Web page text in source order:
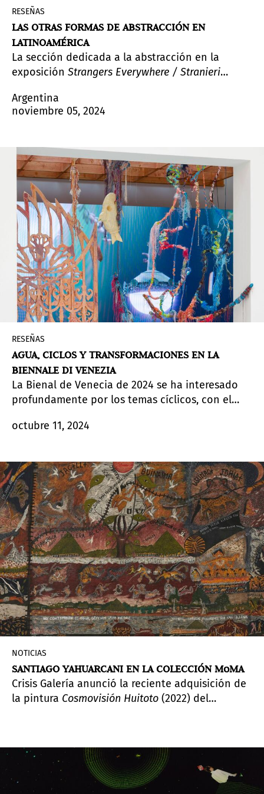
RESEÑAS
LAS OTRAS FORMAS DE ABSTRACCIÓN EN
LATINOAMÉRICA
La sección dedicada a la abstracción en la
exposición Strangers Everywhere / Stranieri
cómo los artistas del Sur Global –en particular,
los de América Latina– rastrearon formas menos
colores vibrantes a partir de referencias propias.
Argentina
noviembre 05, 2024
RESEÑAS
AGUA, CICLOS Y TRANSFORMACIONES EN LA
BIENNALE DI VENEZIA
La Bienal de Venecia de 2024 se ha interesado
profundamente por los temas cíclicos, con el
exposiciones. En resonancia con el título de
vemos el agua como locus dominante para los
temas del viaje, el patrimonio compartido y la
fluctuación. En sí misma, el agua se ve (como
recurso vital y como fuerza destructiva) en el eje
de los pabellones que representan a Grecia,
Francia y en la instalación en el Arsenale de
Otero Torres, Aguacero . Estas exposiciones
ahondan en la dualidad del agua: como dadora
de vida y potencial destructora, como símbolo
tanto de división como de conexión.
octubre 11, 2024
NOTICIAS
SANTIAGO YAHUARCANI EN LA COLECCIÓN MoMA
Crisis Galería anunció la reciente adquisición de
la pintura Cosmovisión Huitoto (2022) del
formato, realizada con tintes naturales y pintura
acrílica sobre llanchama, es de las más grandes
producidas por el artista con más de dos metros